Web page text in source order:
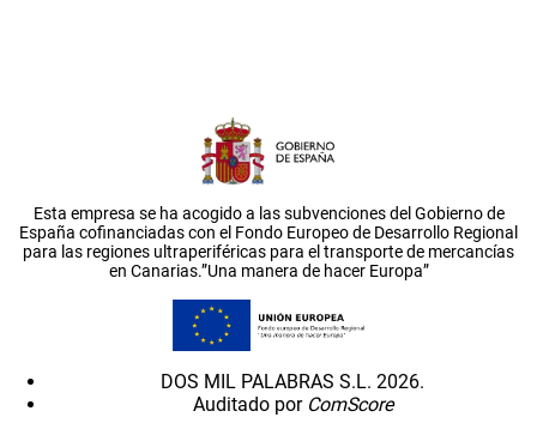
Esta empresa se ha acogido a las subvenciones del Gobierno de
España cofinanciadas con el Fondo Europeo de Desarrollo Regional
para las regiones ultraperiféricas para el transporte de mercancías
en Canarias.”Una manera de hacer Europa”
DOS MIL PALABRAS S.L. 2026.
Auditado por ComScore